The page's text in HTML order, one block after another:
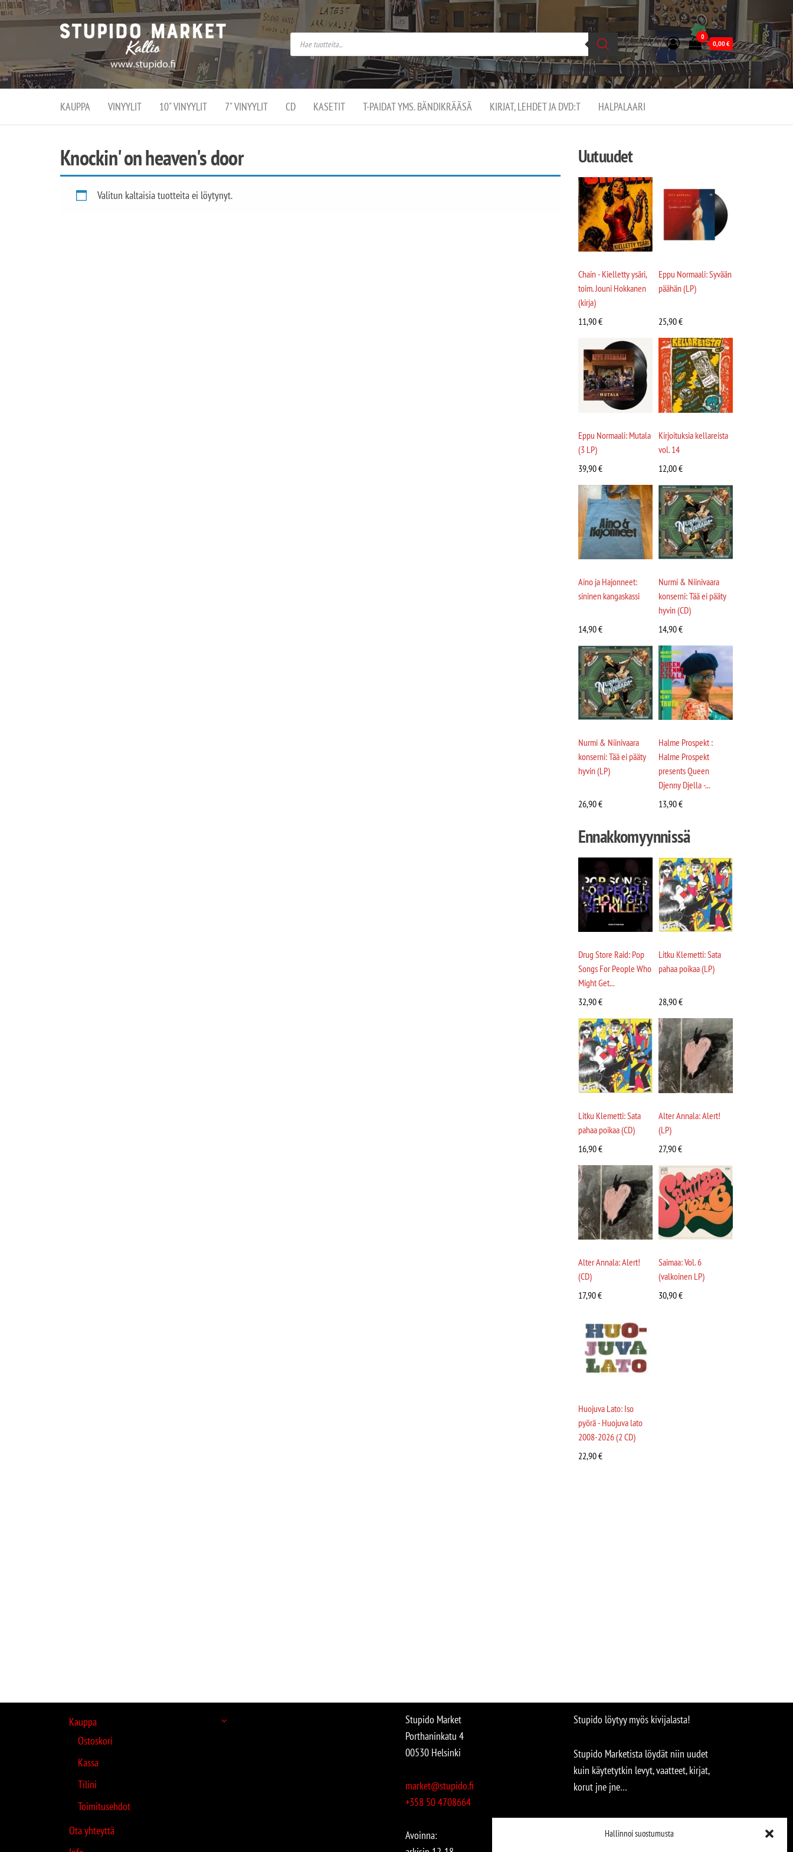
Hallinnoi suostumusta
Stupido
Market –
verkossa
ja
kivijalassa
Stupido Market on
vaihtoehtomusaan
erikoistunut
verkko- sekä
kivijalkakauppa
Helsingissä
Kallion
0
0,00€
KAUPPA VINYYLIT 10" VINYYLIT 7" VINYYLIT CD KASETIT T-PAIDAT YMS. BÄNDIKRÄÄSÄ KIRJAT, LEHDET JA DVD:T HALPALAARI
Knockin' on heaven's door
Valitun kaltaisia tuotteita ei löytynyt.
Uutuudet
Chain - Kielletty ysäri,
toim. Jouni Hokkanen
(kirja)
11,90€
Eppu Normaali: Syvään
päähän (LP)
25,90€
Eppu Normaali: Mutala
(3 LP)
39,90€
Kirjoituksia kellareista
vol. 14
12,00€
Aino ja Hajonneet:
sininen kangaskassi
14,90€
Nurmi & Niinivaara
konserni: Tää ei pääty
hyvin (CD)
14,90€
Nurmi & Niinivaara
konserni: Tää ei pääty
hyvin (LP)
26,90€
Halme Prospekt :
Halme Prospekt
presents Queen
Djenny Djella -...
13,90€
Ennakkomyynnissä
Drug Store Raid: Pop
Songs For People Who
Might Get...
32,90€
Litku Klemetti: Sata
pahaa poikaa (LP)
28,90€
Litku Klemetti: Sata
pahaa poikaa (CD)
16,90€
Alter Annala: Alert!
(LP)
27,90€
Alter Annala: Alert!
(CD)
17,90€
Saimaa: Vol. 6
(valkoinen LP)
30,90€
Huojuva Lato: Iso
pyörä - Huojuva lato
2008-2026 (2 CD)
22,90€
Kauppa
Ostoskori
Kassa
Tilini
Toimitusehdot
Ota yhteyttä
Stupido Market
Porthaninkatu 4
00530 Helsinki
market@stupido.fi
+358 50 4708664
Avoinna:
Stupido löytyy myös kivijalasta!
Stupido Marketista löydät niin uudet
kuin käytetytkin levyt, vaatteet, kirjat,
korut jne jne…